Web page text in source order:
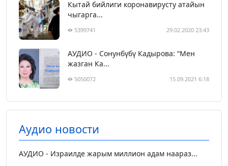
Кытай бийлиги коронавирусту атайын
чыгарга...
5399741 29.02.2020 23:43
АУДИО - Сонунбүбү Кадырова: “Мен
жазган Ка...
5050072 15.09.2021 6:18
Аудио новости
АУДИО - Израилде жарым миллион адам наараз...